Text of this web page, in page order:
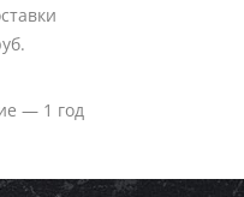
— 1 год